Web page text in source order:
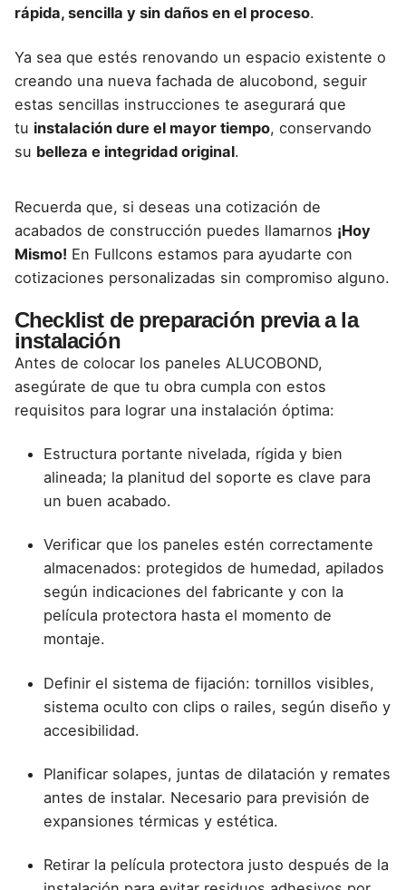
rápida, sencilla y sin daños en el proceso.
Ya sea que estés renovando un espacio existente o
creando una nueva fachada de alucobond, seguir
estas sencillas instrucciones te asegurará que
tu instalación dure el mayor tiempo, conservando
su belleza e integridad original.
Recuerda que, si deseas una cotización de
acabados de construcción puedes llamarnos ¡Hoy
Mismo! En Fullcons estamos para ayudarte con
cotizaciones personalizadas sin compromiso alguno.
Checklist de preparación previa a la
instalación
Antes de colocar los paneles ALUCOBOND,
asegúrate de que tu obra cumpla con estos
requisitos para lograr una instalación óptima:
Estructura portante nivelada, rígida y bien
alineada; la planitud del soporte es clave para
un buen acabado.
Verificar que los paneles estén correctamente
almacenados: protegidos de humedad, apilados
según indicaciones del fabricante y con la
película protectora hasta el momento de
montaje.
Definir el sistema de fijación: tornillos visibles,
sistema oculto con clips o railes, según diseño y
accesibilidad.
Planificar solapes, juntas de dilatación y remates
antes de instalar. Necesario para previsión de
expansiones térmicas y estética.
Retirar la película protectora justo después de la